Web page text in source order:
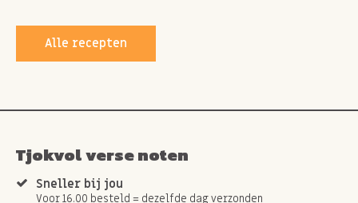
Alle recepten
Tjokvol verse noten
Sneller bij jou
Voor 16.00 besteld = dezelfde dag verzonden